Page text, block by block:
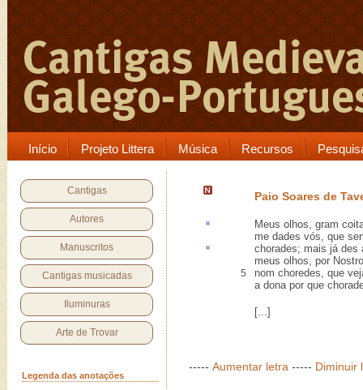
Início Projeto Littera Música Recursos
Cantigas
Autores
Manuscritos
Cantigas musicadas
Iluminuras
Arte de Trovar
Legenda das anotações
Paio Soares de
Meus olhos, gram
me dades vós, que
chorades; mais já des
meus olhos, por
5
nom choredes, que
a dona por que
[...]
----- Aumentar letra ----- Diminuir